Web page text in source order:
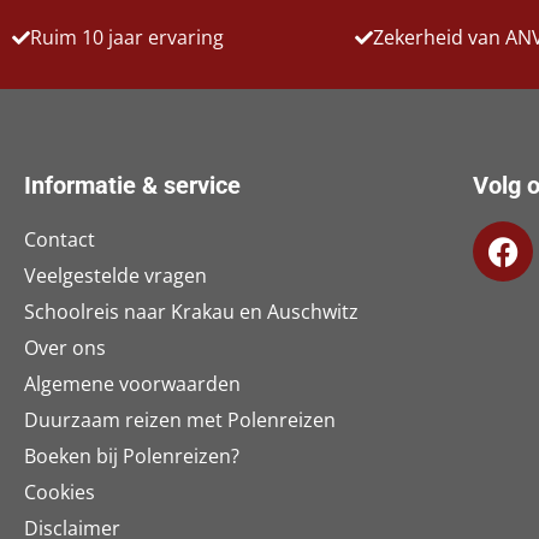
Ruim 10 jaar ervaring Zekerheid van
Informatie & service
Contact
Veelgestelde vragen
Schoolreis naar Krakau en Auschwitz
Over ons
Algemene voorwaarden
Duurzaam reizen met Polenreizen
Boeken bij Polenreizen?
Cookies
Disclaimer
Volg